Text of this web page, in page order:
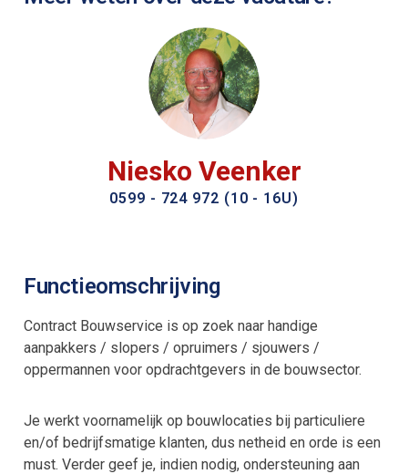
Niesko Veenker
0599 - 724 972 (10 - 16U)
Functieomschrijving
Contract Bouwservice is op zoek naar handige
aanpakkers / slopers / opruimers / sjouwers /
oppermannen voor opdrachtgevers in de bouwsector.
Je werkt voornamelijk op bouwlocaties bij particuliere
en/of bedrijfsmatige klanten, dus netheid en orde is een
must. Verder geef je, indien nodig, ondersteuning aan